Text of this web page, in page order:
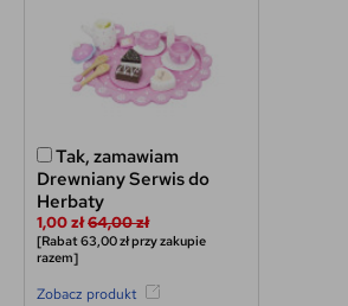
Tak, zamawiam
Drewniany Serwis do
Herbaty
1,00 zł64,00 zł
[Rabat 63,00 zł przy zakupie
razem]
Zobacz produkt